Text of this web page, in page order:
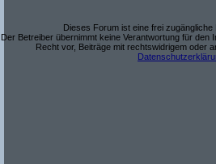
Dieses Forum ist eine frei zugängliche
Der Betreiber übernimmt keine Verantwortung für den
Recht vor, Beiträge mit rechtswidrigem oder